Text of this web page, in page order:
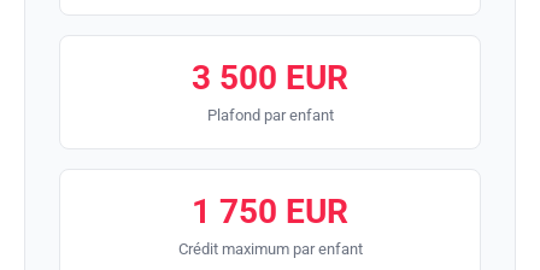
3 500 EUR
Plafond par enfant
1 750 EUR
Crédit maximum par enfant